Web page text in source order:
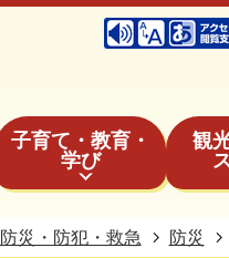
子育て・教育・
学び
観
防災・防犯・救急 防災